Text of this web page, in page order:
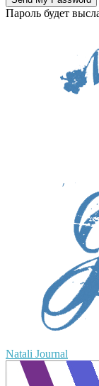
Пароль будет
Natali Journal